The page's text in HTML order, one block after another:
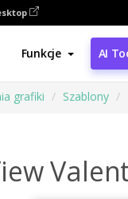
Funkcje AI
grafiki Szablony